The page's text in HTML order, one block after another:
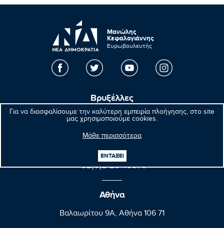
Για να διασφαλίσουμε την καλύτερη εμπειρία πλοήγησης, στο site
μας χρησιμοποιούμε cookies.
Μάθε περισσότερα
ΕΝΤΑΞΕΙ
Μανώλης
Κεφαλογιάννης
Ευρωβουλευτής
Βρυξέλλες
Parlement européen Bât. Altiero Spinelli
B-1047 Bruxelles/Brussel
+32(0)2 28 45570
+32(0)2 28 49570
Αθήνα
Βαλαωρίτου 9A, Aθήνα 106 71